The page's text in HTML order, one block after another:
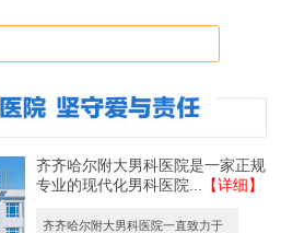
齐齐哈尔附大男科医院是一家正规
专业的现代化男科医院...
【详细】
齐齐哈尔附大男科医院一直致力于